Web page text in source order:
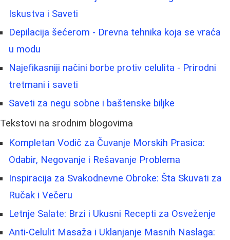
Iskustva i Saveti
Depilacija šećerom - Drevna tehnika koja se vraća
u modu
Najefikasniji načini borbe protiv celulita - Prirodni
tretmani i saveti
Saveti za negu sobne i baštenske biljke
Tekstovi na srodnim blogovima
Kompletan Vodič za Čuvanje Morskih Prasica:
Odabir, Negovanje i Rešavanje Problema
Inspiracija za Svakodnevne Obroke: Šta Skuvati za
Ručak i Večeru
Letnje Salate: Brzi i Ukusni Recepti za Osveženje
Anti-Celulit Masaža i Uklanjanje Masnih Naslaga: